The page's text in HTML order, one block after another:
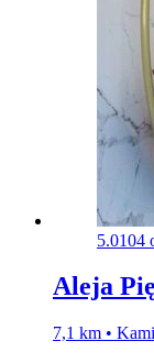
5.0104
Aleja
7,1 km •